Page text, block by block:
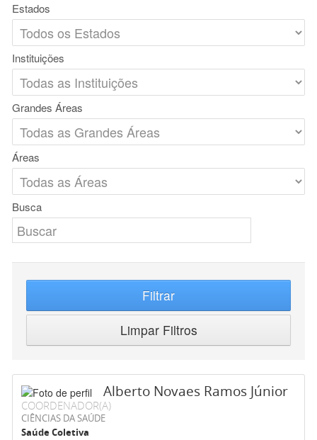
Estados
Instituições
Grandes Áreas
Áreas
Busca
Filtrar
Limpar Filtros
Alberto Novaes Ramos Júnior
COORDENADOR(A)
CIÊNCIAS DA SAÚDE
Saúde Coletiva